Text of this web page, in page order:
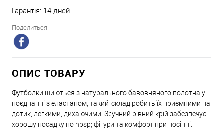
Гарантія: 14 дней
Поделиться
ОПИС ТОВАРУ
Футболки шиються з натурального бавовняного полотна у
поєднанні з еластаном, такий склад робить їх приємними на
дотик, легкими, дихаючими. Зручний рівний крій забезпечує
хорошу посадку по nbsp; фігури та комфорт при носінні.